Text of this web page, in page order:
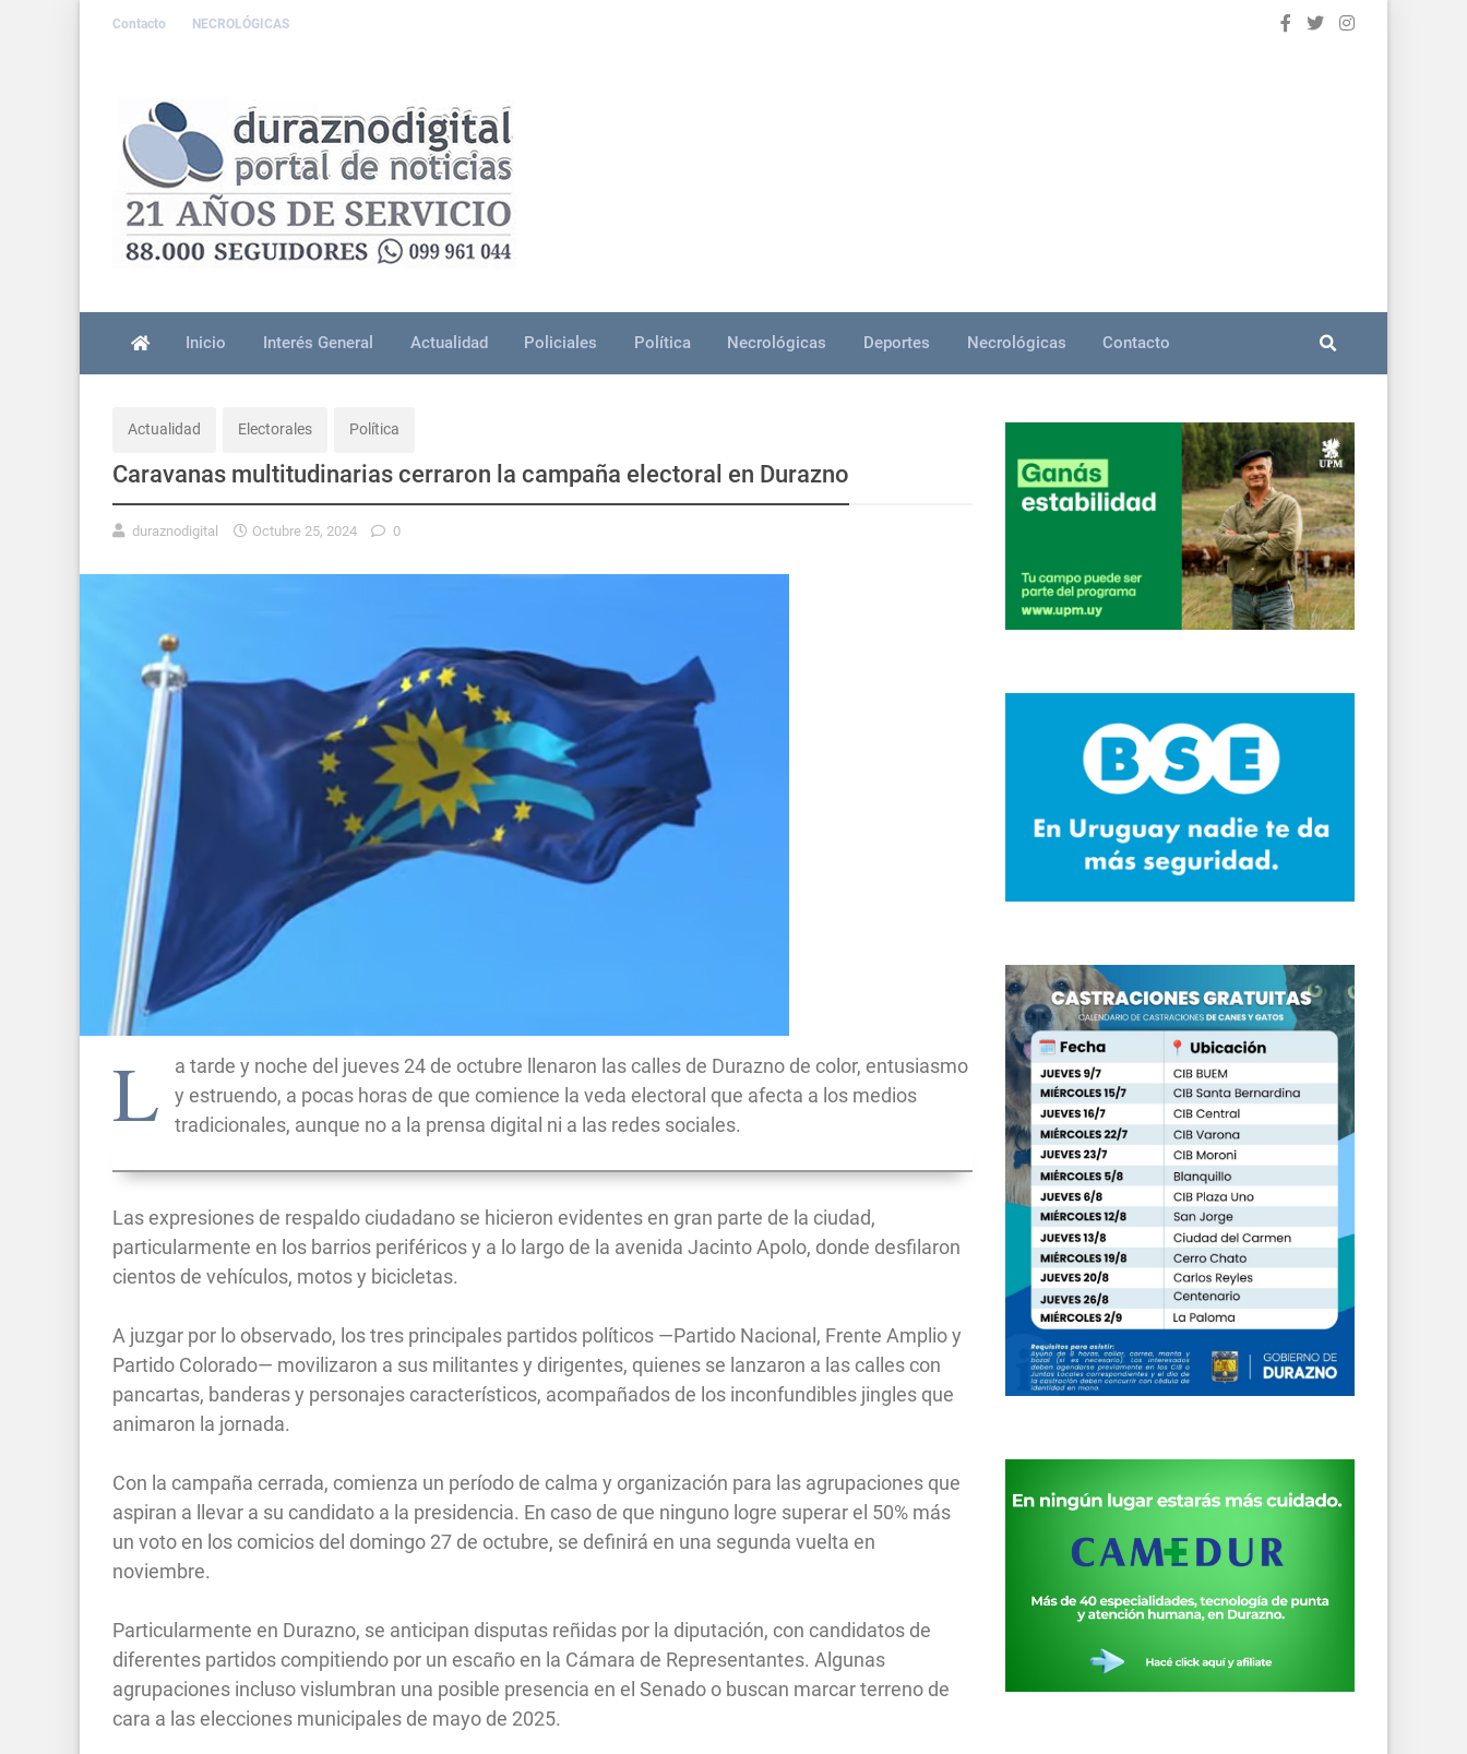
Contacto NECROLÓGICAS
Inicio Interés General Actualidad Policiales Política Necrológicas Deportes Necrológicas Contacto
Actualidad Electorales Política
Caravanas multitudinarias cerraron la campaña electoral en Durazno
duraznodigital Octubre 25, 2024 0
L
a tarde y noche del jueves 24 de octubre llenaron las calles de Durazno de color, entusiasmo
y estruendo, a pocas horas de que comience la veda electoral que afecta a los medios
tradicionales, aunque no a la prensa digital ni a las redes sociales.
Las expresiones de respaldo ciudadano se hicieron evidentes en gran parte de la ciudad,
particularmente en los barrios periféricos y a lo largo de la avenida Jacinto Apolo, donde desfilaron
cientos de vehículos, motos y bicicletas.
A juzgar por lo observado, los tres principales partidos políticos —Partido Nacional, Frente Amplio y
Partido Colorado— movilizaron a sus militantes y dirigentes, quienes se lanzaron a las calles con
pancartas, banderas y personajes característicos, acompañados de los inconfundibles jingles que
animaron la jornada.
Con la campaña cerrada, comienza un período de calma y organización para las agrupaciones que
aspiran a llevar a su candidato a la presidencia. En caso de que ninguno logre superar el 50% más
un voto en los comicios del domingo 27 de octubre, se definirá en una segunda vuelta en
noviembre.
Particularmente en Durazno, se anticipan disputas reñidas por la diputación, con candidatos de
diferentes partidos compitiendo por un escaño en la Cámara de Representantes. Algunas
agrupaciones incluso vislumbran una posible presencia en el Senado o buscan marcar terreno de
cara a las elecciones municipales de mayo de 2025.